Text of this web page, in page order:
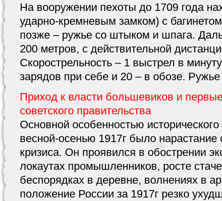
На вооружении пехоты до 1709 года
ударно-кремневым замком) с
позже – ружье со штыком и шпага.
200 метров, с действительной
Скорострельность – 1 выстрел в
зарядов при себе и 20 – в обозе.
Приход к власти большевиков и
советского правительства
Основной особенностью
весной-осенью 1917г было
кризиса. Он проявился в обострении
локаутах промышленников, росте
беспорядках в деревне, волнениях в
положение России за 1917г резко